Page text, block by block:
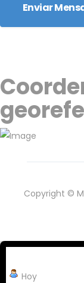
Enviar
Copyright ©
Hoy